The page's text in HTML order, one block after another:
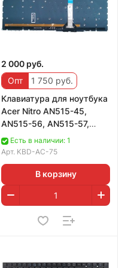
2 000 руб.
Опт
1 750 руб.
Клавиатура для ноутбука
Acer Nitro AN515-45,
AN515-56, AN515-57,
AN517-41, AN517-57,
черная, с RGB п
Есть в наличии: 1
Арт. KBD-AC-75
В корзину